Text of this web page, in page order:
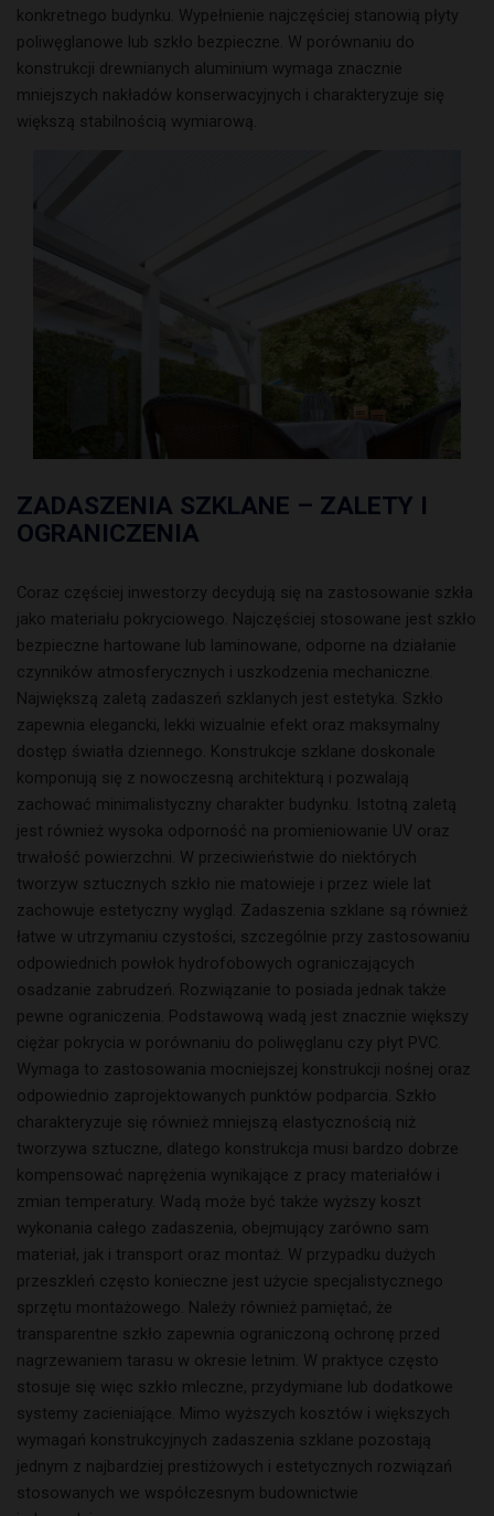
konkretnego budynku. Wypełnienie najczęściej stanowią płyty
poliwęglanowe lub szkło bezpieczne. W porównaniu do
konstrukcji drewnianych aluminium wymaga znacznie
mniejszych nakładów konserwacyjnych i charakteryzuje się
większą stabilnością wymiarową.
ZADASZENIA SZKLANE – ZALETY I
OGRANICZENIA
Coraz częściej inwestorzy decydują się na zastosowanie szkła
jako materiału pokryciowego. Najczęściej stosowane jest szkło
bezpieczne hartowane lub laminowane, odporne na działanie
czynników atmosferycznych i uszkodzenia mechaniczne.
Największą zaletą zadaszeń szklanych jest estetyka. Szkło
zapewnia elegancki, lekki wizualnie efekt oraz maksymalny
dostęp światła dziennego. Konstrukcje szklane doskonale
komponują się z nowoczesną architekturą i pozwalają
zachować minimalistyczny charakter budynku. Istotną zaletą
jest również wysoka odporność na promieniowanie UV oraz
trwałość powierzchni. W przeciwieństwie do niektórych
tworzyw sztucznych szkło nie matowieje i przez wiele lat
zachowuje estetyczny wygląd. Zadaszenia szklane są również
łatwe w utrzymaniu czystości, szczególnie przy zastosowaniu
odpowiednich powłok hydrofobowych ograniczających
osadzanie zabrudzeń. Rozwiązanie to posiada jednak także
pewne ograniczenia. Podstawową wadą jest znacznie większy
ciężar pokrycia w porównaniu do poliwęglanu czy płyt PVC.
Wymaga to zastosowania mocniejszej konstrukcji nośnej oraz
odpowiednio zaprojektowanych punktów podparcia. Szkło
charakteryzuje się również mniejszą elastycznością niż
tworzywa sztuczne, dlatego konstrukcja musi bardzo dobrze
kompensować naprężenia wynikające z pracy materiałów i
zmian temperatury. Wadą może być także wyższy koszt
wykonania całego zadaszenia, obejmujący zarówno sam
materiał, jak i transport oraz montaż. W przypadku dużych
przeszkleń często konieczne jest użycie specjalistycznego
sprzętu montażowego. Należy również pamiętać, że
transparentne szkło zapewnia ograniczoną ochronę przed
nagrzewaniem tarasu w okresie letnim. W praktyce często
stosuje się więc szkło mleczne, przydymiane lub dodatkowe
systemy zacieniające. Mimo wyższych kosztów i większych
wymagań konstrukcyjnych zadaszenia szklane pozostają
jednym z najbardziej prestiżowych i estetycznych rozwiązań
stosowanych we współczesnym budownictwie